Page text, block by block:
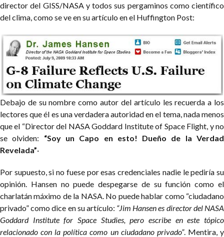
director del GISS/NASA y todos sus pergaminos como científico
del clima, como se ve en su artículo en el Huffington Post:
Debajo de su nombre como autor del artículo les recuerda a los
lectores que él es una verdadera autoridad en el tema, nada menos
que el “Director del NASA Goddard Institute of Space Flight, y no
se olviden: “Soy un Capo en esto! Dueño de la Verdad
Revelada”·
Por supuesto, si no fuese por esas credenciales nadie le pediría su
opinión. Hansen no puede despegarse de su función como el
charlatán máximo de la NASA. No puede hablar como “ciudadano
privado” como dice en su artículo: “Jim Hansen es director del NASA
Goddard Institute for Space Studies, pero escribe en este tópico
relacionado con la política como un ciudadano privado”. Mentira, y